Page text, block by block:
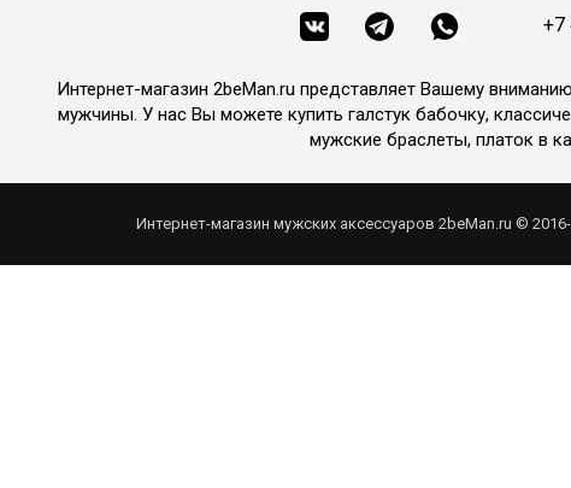
+7
Интернет-магазин 2beMan.ru представляет Вашему
мужчины. У нас Вы можете купить галстук бабочку,
мужские браслеты, платок в
Интернет-магазин мужских аксессуаров 2beMan.ru ©